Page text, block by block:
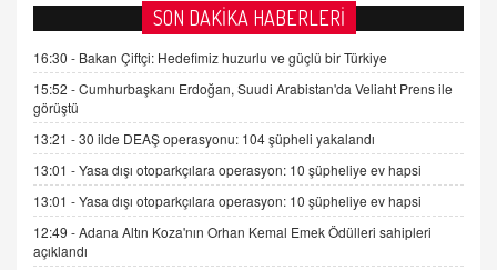
FARUK ÖNALAN
Tezkere Onaylanmasaydı…
2 Kasım 2021 Salı 00:11
AV. DOĞAN CAN DOĞAN
Kişisel verilerin korunması ve dijital hukukun
gelişimi
15.09.2025 16:17
SEHER EREK
SON DAKİKA HABERLERİ
16:30 - Bakan Çiftçi: Hedefimiz huzurlu ve güçlü bir Türkiye
15:52 -Cumhurbaşkanı Erdoğan, Suudi Arabistan'da Veliaht Prens ile
görüştü
13:21 -30 ilde DEAŞ operasyonu: 104 şüpheli yakalandı
13:01 -Yasa dışı otoparkçılara operasyon: 10 şüpheliye ev hapsi
13:01 -Yasa dışı otoparkçılara operasyon: 10 şüpheliye ev hapsi
12:49 -Adana Altın Koza'nın Orhan Kemal Emek Ödülleri sahipleri
açıklandı